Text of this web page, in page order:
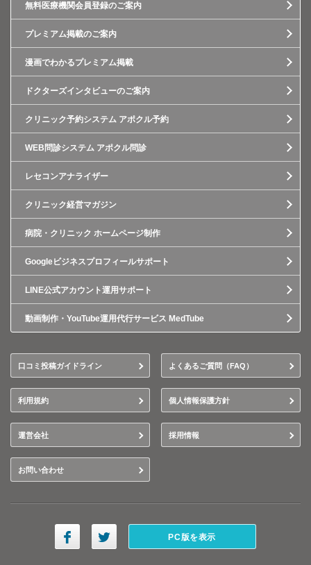
無料医療機関会員登録のご案内
プレミアム掲載のご案内
漫画でわかるプレミアム掲載
ドクターズインタビューのご案内
クリニック予約システム アポクル予約
WEB問診システム アポクル問診
レセコンアナライザー
クリニック経営マガジン
病院・クリニック ホームページ制作
Googleビジネスプロフィールサポート
LINE公式アカウント運用サポート
動画制作・YouTube運用代行サービス MedTube
口コミ投稿ガイドライン よくあるご質問（FAQ）
利用規約 個人情報保護方針
運営会社 採用情報
お問い合わせ
PC版を表示